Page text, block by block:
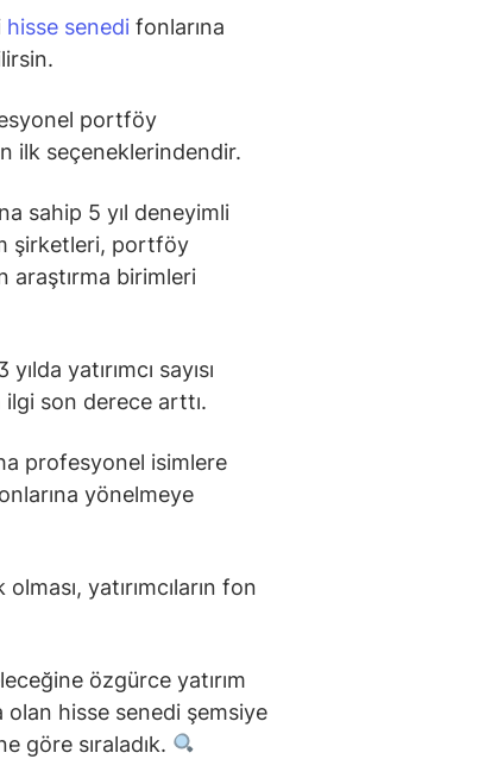
hisse senedi fonlarına
portföy
ilk seçeneklerindendir.
sahip 5 yıl deneyimli
şirketleri, portföy
araştırma birimleri
yatırımcı sayısı
ilgi son derece arttı.
profesyonel isimlere
yönelmeye
yatırımcıların fon
özgürce yatırım
olan hisse senedi şemsiye
göre sıraladık.